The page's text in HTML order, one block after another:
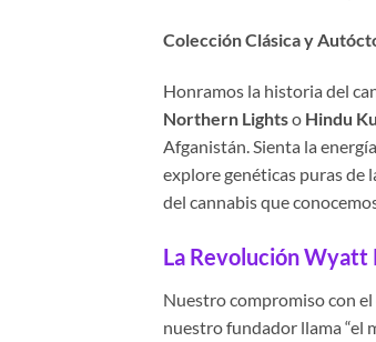
Colección Clásica y
Honramos la historia del
Northern Lightso Hindu
Afganistán. Sienta la
explore genéticas puras de
del cannabis que
La Revolución Wyatt
Nuestro compromiso con
nuestro fundador llama “el